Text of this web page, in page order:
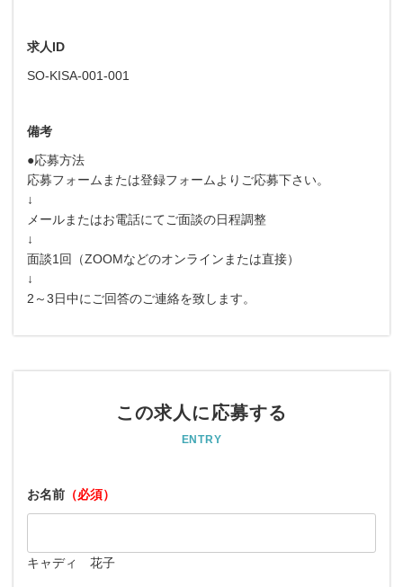
求人ID
SO-KISA-001-001
備考
●応募方法
応募フォームまたは登録フォームよりご応募下さい。
↓
メールまたはお電話にてご面談の日程調整
↓
面談1回（ZOOMなどのオンラインまたは直接）
↓
2～3日中にご回答のご連絡を致します。
この求人に応募する
ENTRY
お名前 （必須）
キャディ 花子